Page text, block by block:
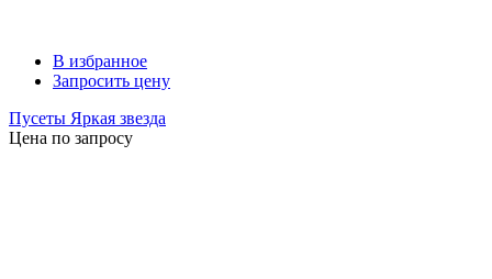
В избранное
Запросить цену
Пусеты Яркая звезда
Цена по запросу